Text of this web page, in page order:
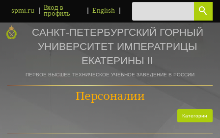
spmi.ru
Вход в
профиль
English
САНКТ-ПЕТЕРБУРГСКИЙ ГОРНЫЙ
УНИВЕРСИТЕТ ИМПЕРАТРИЦЫ
ЕКАТЕРИНЫ II
ПЕРВОЕ ВЫСШЕЕ ТЕХНИЧЕСКОЕ УЧЕБНОЕ ЗАВЕДЕНИЕ В РОССИИ
Персоналии
Категории